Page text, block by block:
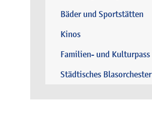
Bäder und Sportstätten
Kinos
Familien- und Kulturpass
Städtisches Blasorchester